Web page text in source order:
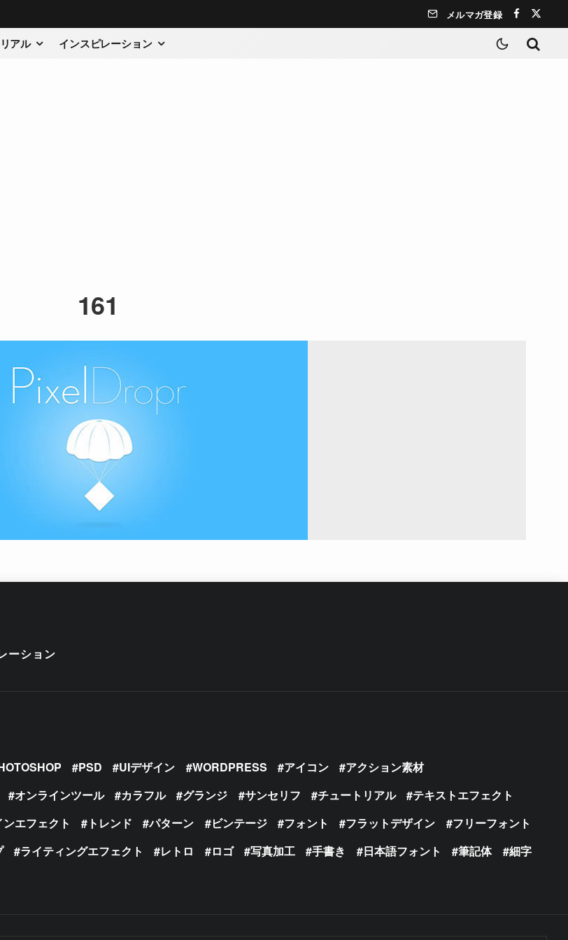
メルマガ登録
アル インスピレーション
161
ーション
PSD UIデザイン WORDPRESS アイコン
アクション素材
オンラインツール カラフル グランジ サンセリフ チュートリアル
テキストエフェクト
エフェクト トレンド パターン ビンテージ フォント フラットデザイン
フリーフォント
ライティングエフェクト レトロ ロゴ 写真加工 手書き 日本語フォント 筆記体
細字